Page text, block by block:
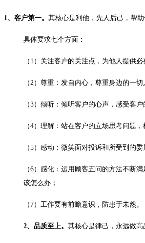
1、客户第一。 其核心是利他，先人后己，帮助
具体要求七个方面：
（1）关注客户的关注点，为他人提供
（2）尊重：发自内心，尊重身边的一切
（3）倾听：倾听客户的心声，感受客户
（4）理解：站在客户的立场思考问题
（5）感动：微笑面对投诉和所受到的
（6）感化：运用顾客五问的方法不断
该怎么办；
（7）工作要有前瞻意识，防患于未然。
2、品质至上。 其核心是律己，永远做高